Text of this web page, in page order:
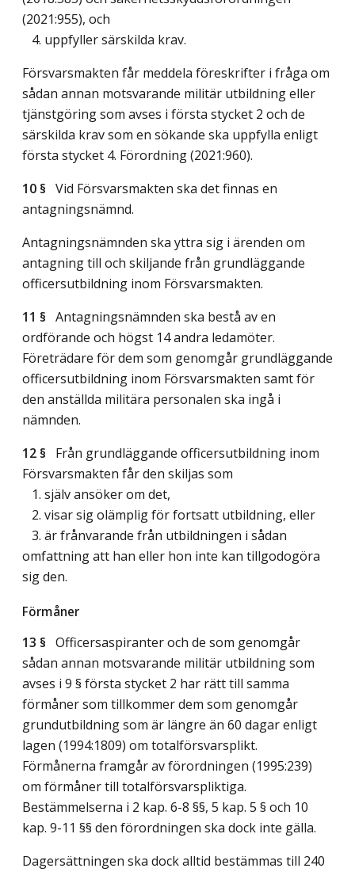
(2021:955), och
4. uppfyller särskilda krav.
Försvarsmakten får meddela föreskrifter i fråga om
sådan annan motsvarande militär utbildning eller
tjänstgöring som avses i första stycket 2 och de
särskilda krav som en sökande ska uppfylla enligt
första stycket 4. Förordning (2021:960).
10 § Vid Försvarsmakten ska det finnas en
antagningsnämnd.
Antagningsnämnden ska yttra sig i ärenden om
antagning till och skiljande från grundläggande
officersutbildning inom Försvarsmakten.
11 § Antagningsnämnden ska bestå av en
ordförande och högst 14 andra ledamöter.
Företrädare för dem som genomgår grundläggande
officersutbildning inom Försvarsmakten samt för
den anställda militära personalen ska ingå i
nämnden.
12 § Från grundläggande officersutbildning inom
Försvarsmakten får den skiljas som
1. själv ansöker om det,
2. visar sig olämplig för fortsatt utbildning, eller
3. är frånvarande från utbildningen i sådan
omfattning att han eller hon inte kan tillgodogöra
sig den.
Förmåner
13 § Officersaspiranter och de som genomgår
sådan annan motsvarande militär utbildning som
avses i 9 § första stycket 2 har rätt till samma
förmåner som tillkommer dem som genomgår
grundutbildning som är längre än 60 dagar enligt
lagen (1994:1809) om totalförsvarsplikt.
Förmånerna framgår av förordningen (1995:239)
om förmåner till totalförsvarspliktiga.
Bestämmelserna i 2 kap. 6-8 §§, 5 kap. 5 § och 10
kap. 9-11 §§ den förordningen ska dock inte gälla.
Dagersättningen ska dock alltid bestämmas till 240